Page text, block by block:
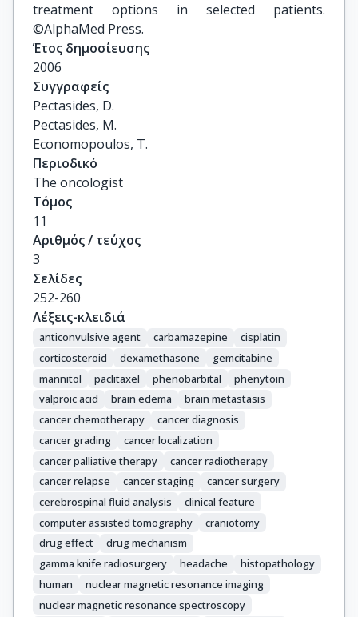
treatment options in selected patients.
©AlphaMed Press.
Έτος δημοσίευσης
2006
Συγγραφείς
Pectasides, D.
Pectasides, M.
Economopoulos, T.
Περιοδικό
The oncologist
Τόμος
11
Αριθμός / τεύχος
3
Σελίδες
252-260
Λέξεις-κλειδιά
anticonvulsive agent carbamazepine
cisplatin
corticosteroid
dexamethasone
gemcitabine
mannitol
paclitaxel phenobarbital
phenytoin
valproic acid
brain edema
brain metastasis
cancer chemotherapy
cancer diagnosis
cancer grading
cancer localization
cancer palliative therapy
cancer radiotherapy
cancer relapse
cancer staging
cancer surgery
cerebrospinal fluid analysis
clinical feature
computer assisted tomography
craniotomy
drug effect
drug mechanism
gamma knife radiosurgery
headache
histopathology
human
nuclear magnetic resonance imaging
nuclear magnetic resonance spectroscopy